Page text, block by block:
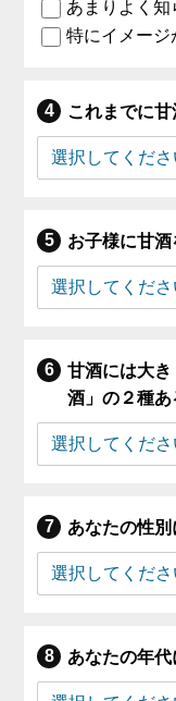
あまりよく知
特にイメージ
これまでに
お子様に甘
甘酒には大
酒」の２種あ
あなたの性
あなたの年